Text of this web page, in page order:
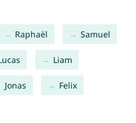
Raphaël Samuel
Liam
Jonas Felix